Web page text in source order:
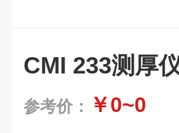
CMI 233测厚
参考价： ￥0~0